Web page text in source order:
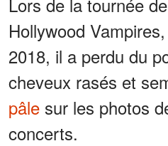
Hollywood
2018, il a perdu du
cheveux rasés et
pâle sur les photos
concerts.